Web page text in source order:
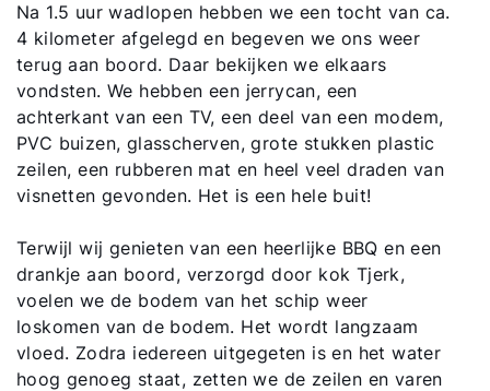
Na 1.5 uur wadlopen hebben we een tocht van ca.
4 kilometer afgelegd en begeven we ons weer
terug aan boord. Daar bekijken we elkaars
vondsten. We hebben een jerrycan, een
achterkant van een TV, een deel van een modem,
PVC buizen, glasscherven, grote stukken plastic
zeilen, een rubberen mat en heel veel draden van
visnetten gevonden. Het is een hele buit!
Terwijl wij genieten van een heerlijke BBQ en een
drankje aan boord, verzorgd door kok Tjerk,
voelen we de bodem van het schip weer
loskomen van de bodem. Het wordt langzaam
vloed. Zodra iedereen uitgegeten is en het water
hoog genoeg staat, zetten we de zeilen en varen